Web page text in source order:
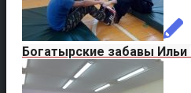
Богатырские забавы